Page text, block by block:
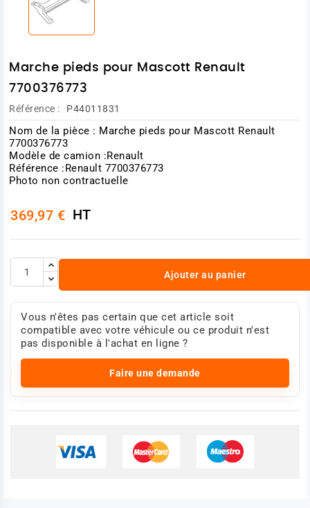
Marche pieds pour Mascott Renault
7700376773
Référence : P44011831
Nom de la pièce : Marche pieds pour Mascott Renault
7700376773
Modèle de camion :Renault
Référence :Renault 7700376773
Photo non contractuelle
369,97 € HT
Ajouter au panier
Vous n'êtes pas certain que cet article soit
compatible avec votre véhicule ou ce produit n'est
pas disponible à l'achat en ligne ?
Faire une demande